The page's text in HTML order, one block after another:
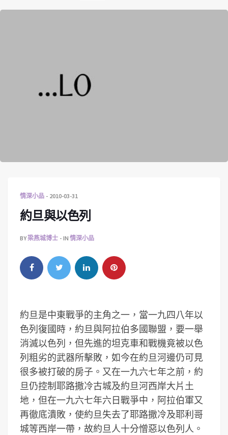
情深小品 2010-03-31
約旦與以色列
BY梁燕城博士 IN 情深小品
約旦是中東戰爭的主角之一，當一九四八年以
色列復國時，約旦與阿拉伯多國聯盟，要一舉
消滅以色列，但先進的坦克車和戰機竟被以色
列粗劣的武器所擊敗，如今在約旦河邊仍可見
很多被打破的房子。又在一九六七年之前，約
旦仍控制耶路撒冷古城及約旦河西岸大片土
地，但在一九六七年六日戰爭中，阿拉伯軍又
再徹底潰敗，使約旦失去了耶路撒冷及耶利哥
城等西岸一帶，故約旦人十分憎惡以色列人。